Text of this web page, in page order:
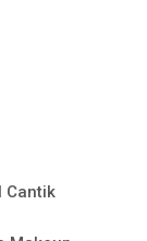
Cantik